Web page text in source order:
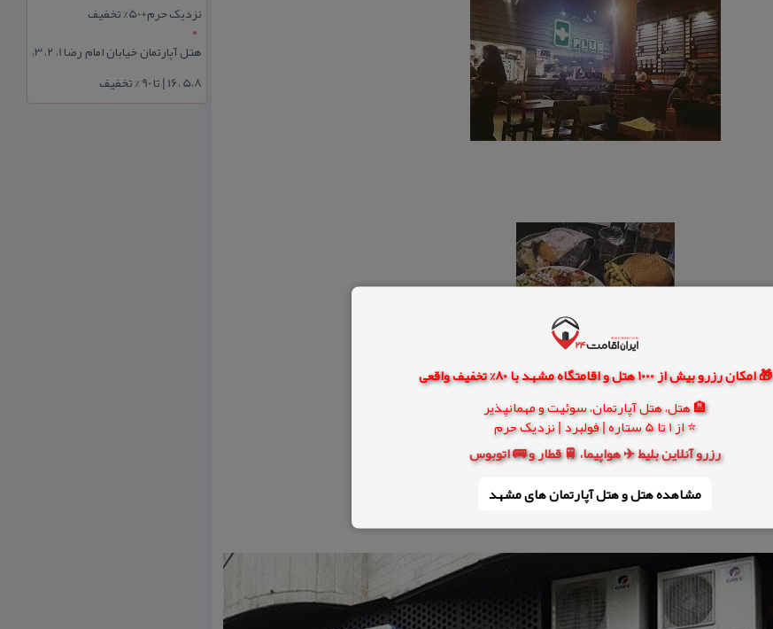
🎁 امکان رزرو بیش از 1000 هتل و اقامتگاه مشهد با 80% تخفیف واقعی
🏨 هتل، هتل آپارتمان، سوئیت و مهمانپذیر
⭐ از 1 تا 5 ستاره | فولبرد | نزدیک حرم
رزرو آنلاین بلیط ✈️ هواپیما، 🚆 قطار و 🚌 اتوبوس
مشاهده هتل و هتل‌ آپارتمان های مشهد
نزدیک حرم+50% تخفیف
هتل آپارتمان خیابان امام رضا 1، 2، 3،
5،8 ،16 | تا 90 % تخفیف